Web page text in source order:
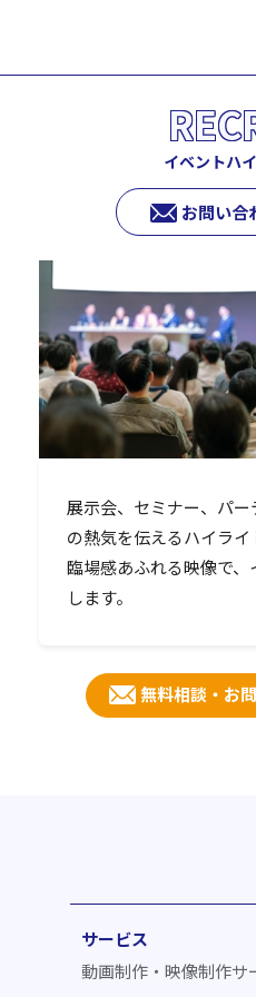
イベントハ
お問い合
展示会、セミナー、パ
の熱気を伝えるハイライ
臨場感あふれる映像で
します。
無料相談・お
サービス
動画制作・映像制作サ